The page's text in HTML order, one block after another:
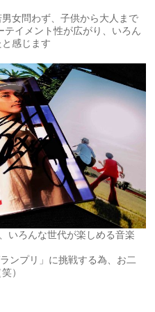
女問わず、子供から大人まで
イメント性が広がり、いろん
感じます
いろんな世代が楽しめる音楽
ンプリ」に挑戦する為、お二
）